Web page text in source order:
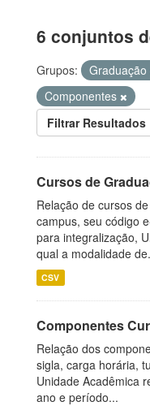
6 conjuntos
Grupos: Graduação
Componentes
Filtrar Resultados
Cursos de
Relação de cursos
campus, seu código
para integralização,
qual a modalidade
CSV
Componentes
Relação dos
sigla, carga horária,
Unidade Acadêmica
ano e período...